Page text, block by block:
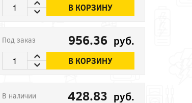
В КОРЗИНУ
Под заказ 956.36 руб.
В КОРЗИНУ
В наличии 428.83 руб.